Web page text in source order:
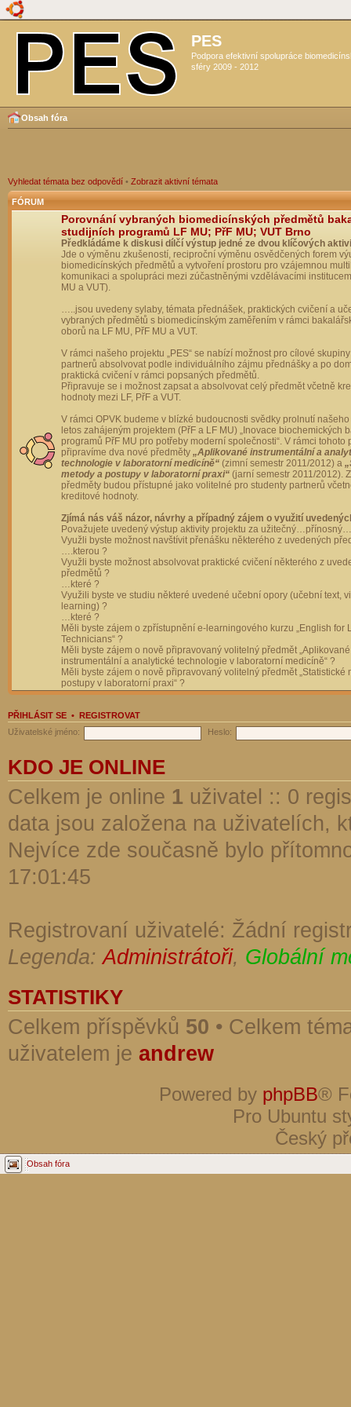
PES
Podpora efektivní spolupráce
sféry 2009 - 2012
Obsah fóra
Vyhledat témata bez odpovědí • Zobrazit aktivní témata
FÓRUM
Porovnání vybraných biomedicínských předmětů
studijních programů LF MU; PřF MU; VUT Brno
Předkládáme k diskusi dílčí výstup jedné ze dvou klíčových
Jde o výměnu zkušeností, reciproční výměnu osvědčených forem
biomedicínských předmětů a vytvoření prostoru pro vzájemnou
komunikaci a spolupráci mezi zúčastněnými vzdělávacími
MU a VUT).
…..jsou uvedeny sylaby, témata přednášek, praktických cvičení a
vybraných předmětů s biomedicínským zaměřením v rámci
oborů na LF MU, PřF MU a VUT.
V rámci našeho projektu „PES“ se nabízí možnost pro cílové
partnerů absolvovat podle individuálního zájmu přednášky a po
praktická cvičení v rámci popsaných předmětů.
Připravuje se i možnost zapsat a absolvovat celý předmět včetně
hodnoty mezi LF, PřF a VUT.
V rámci OPVK budeme v blízké budoucnosti svědky prolnutí
letos zahájeným projektem (PřF a LF MU) „Inovace biochemických
programů PřF MU pro potřeby moderní společnosti“. V rámci tohoto
připravíme dva nové předměty „Aplikované instrumentální a
technologie v laboratorní medicíně“ (zimní semestr 2011/2012) a
metody a postupy v laboratorní praxi“ (jarní semestr 2011/2012).
předměty budou přístupné jako volitelné pro studenty partnerů
kreditové hodnoty.
Zjímá nás váš názor, návrhy a případný zájem o využití
Považujete uvedený výstup aktivity projektu za
Využli byste možnost navštívit přenášku některého z uvedených
….kterou ?
Využli byste možnost absolvovat praktické cvičení některého z
předmětů ?
…které ?
Využili byste ve studiu některé uvedené učební opory (učební text,
learning) ?
…které ?
Měli byste zájem o zpřístupnění e-learningového kurzu „English for
Technicians“ ?
Měli byste zájem o nově připravovaný volitelný předmět „Aplikované
instrumentální a analytické technologie v laboratorní medicíně“ ?
Měli byste zájem o nově připravovaný volitelný předmět „Statistické
postupy v laboratorní praxi“ ?
PŘIHLÁSIT SE • REGISTROVAT
Uživatelské jméno:
Heslo:
KDO JE ONLINE
Celkem je online 1 uživatel :: 0
data jsou založena na uživatelích,
Nejvíce zde současně bylo
17:01:45
Registrovaní uživatelé: Žádní
Legenda:Administrátoři, Globální
STATISTIKY
Celkem příspěvků 50 • Celkem
uživatelem je andrew
Powered by phpBB®
Pro Ubuntu
Český
Obsah fóra